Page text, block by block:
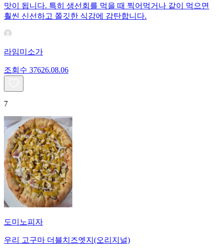
맛이 됩니다. 특히 생선회를 먹을 때 찍어먹거나 같이 먹으면
훨씬 신선하고 쫄깃한 식감에 감탄합니다.
라임미소가
조회수 37626.08.06
7
도미노피자
우리 고구마 더블치즈엣지(오리지널)